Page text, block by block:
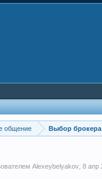
общение Выбор
Alexeybelyakov ,8 апр